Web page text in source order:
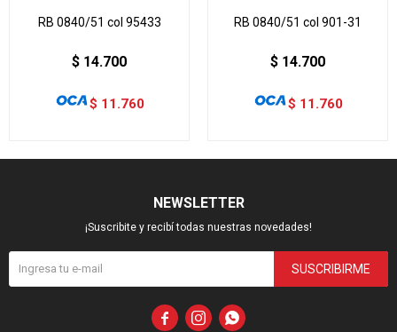
RB 0840/51 col 95433
$ 14.700
$ 11.760
RB 0840/51 col 901-31
$ 14.700
$ 11.760
NEWSLETTER
¡Suscribite y recibí todas nuestras novedades!
SUSCRIBIRME
  